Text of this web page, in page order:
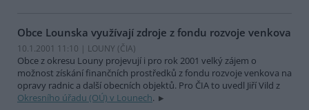
Obce Lounska využívají zdroje z fondu rozvoje venkova
10.1.2001 11:10 | LOUNY (ČIA)
Obce z okresu Louny projevují i pro rok 2001 velký zájem o
možnost získání finančních prostředků z fondu rozvoje venkova na
opravy radnic a další obecních objektů. Pro ČIA to uvedl Jiří Vild z
Okresního úřadu (OÚ) v Lounech.